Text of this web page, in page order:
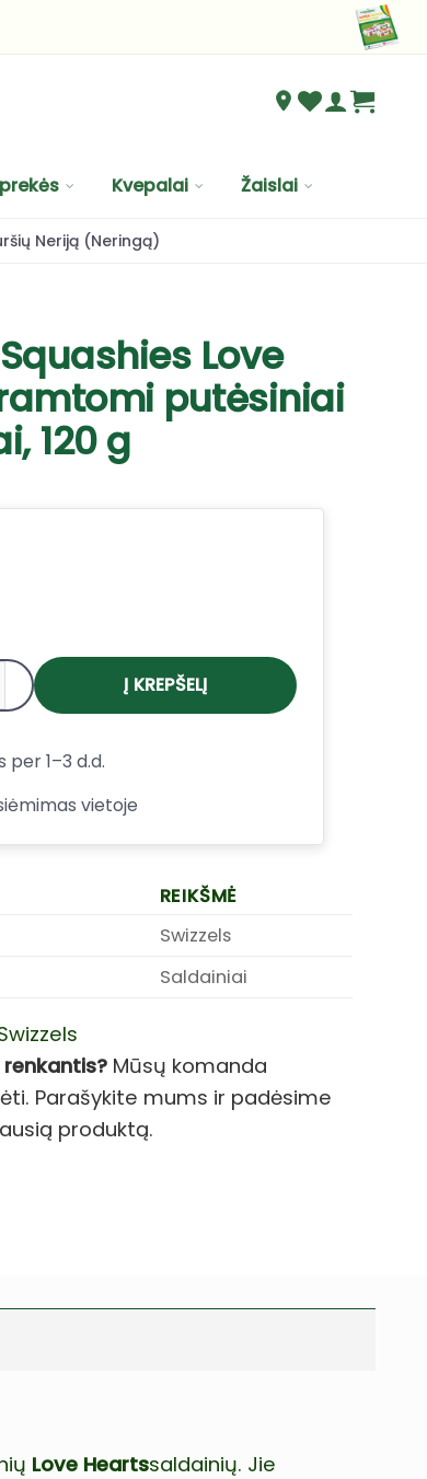
Kvepalai Žaislai
Neriją (Neringą)
Love
putėsiniai
120 g
kiekis: Swizzels Squashies Love Hearts
Į KREPŠELĮ
1–3 d.d.
vietoje
REIKŠMĖ
Swizzels
Saldainiai
Mūsų komanda
Parašykite mums ir padėsime
produktą.
Love Heartssaldainių. Jie